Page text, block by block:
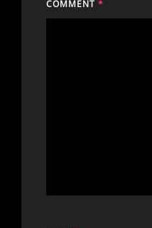
COMMENT *